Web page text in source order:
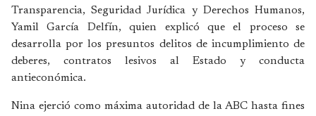
Transparencia, Seguridad Jurídica y Derechos Humanos,
Yamil García Delfín, quien explicó que el proceso se
desarrolla por los presuntos delitos de incumplimiento de
deberes, contratos lesivos al Estado y conducta
antieconómica.
Nina ejerció como máxima autoridad de la ABC hasta fines